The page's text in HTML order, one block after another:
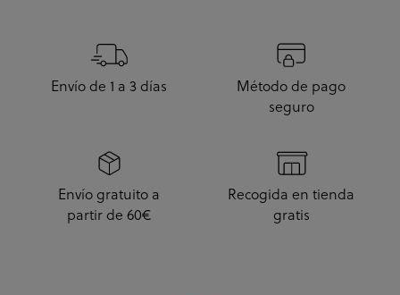
Envío de 1 a 3 días
Método de pago
seguro
Envío gratuito a
partir de 60€
Recogida en tienda
gratis